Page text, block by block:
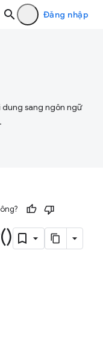
Đăng nhập
sang ngôn ngữ
)